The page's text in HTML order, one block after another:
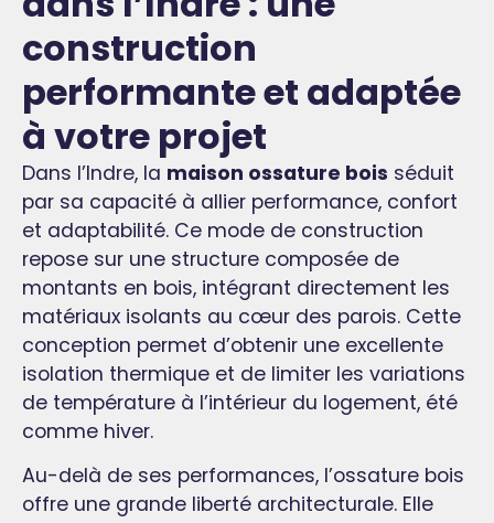
construction
performante et adaptée
à votre projet
Dans l’Indre, la maison ossature bois séduit
par sa capacité à allier performance, confort
et adaptabilité. Ce mode de construction
repose sur une structure composée de
montants en bois, intégrant directement les
matériaux isolants au cœur des parois. Cette
conception permet d’obtenir une excellente
isolation thermique et de limiter les variations
de température à l’intérieur du logement, été
comme hiver.
Au-delà de ses performances, l’ossature bois
offre une grande liberté architecturale. Elle